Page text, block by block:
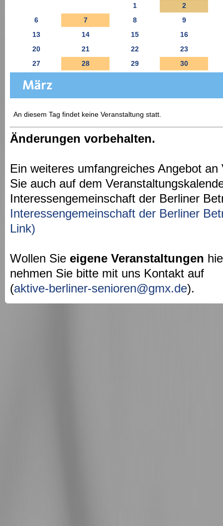
1
2
6
7 8
9
13
14 15
16
20
21 22
23
27
28 29 30
An diesem Tag findet keine Veranstaltung statt.
Änderungen vorbehalten.
Ein weiteres umfangreiches Angebot
Sie auch auf dem
Interessengemeinschaft der Berliner
Interessengemeinschaft der Berliner
Link)
Wollen Sie eigene Veranstaltungen
nehmen Sie bitte mit uns Kontakt auf
(aktive-berliner-senioren@gmx.de).